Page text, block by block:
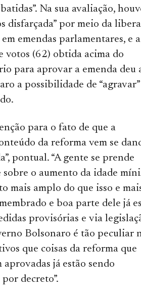
Na sua avaliação,
disfarçada” por meio da
emendas parlamentares, e a
votos (62) obtida acima do
para aprovar a emenda deu
a possibilidade de
para o fato de que a
da reforma vem se
pontual. “A gente se prende
o aumento da idade
mais amplo do que isso e
e boa parte dele já
provisórias e via
Bolsonaro é tão peculiar
que coisas da reforma que
já estão sendo
decreto”.